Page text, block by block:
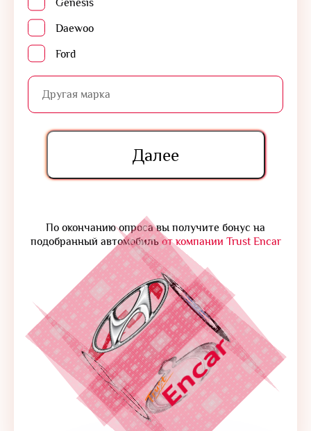
Genesis
Daewoo
Ford
По окончанию опроса вы получите бонус на
подобранный автомобильот компании Trust Encar
Далее